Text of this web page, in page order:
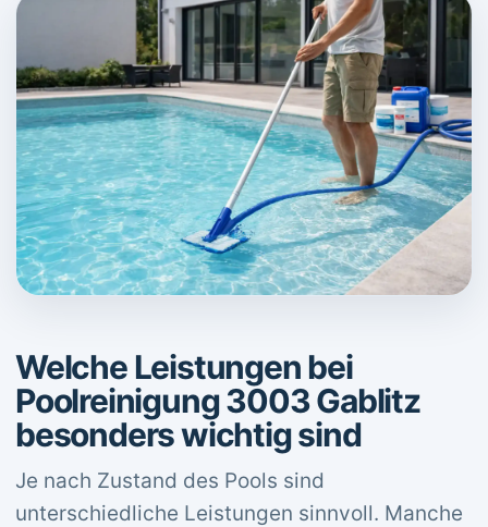
Welche Leistungen bei
Poolreinigung 3003 Gablitz
besonders wichtig sind
Je nach Zustand des Pools sind
unterschiedliche Leistungen sinnvoll. Manche